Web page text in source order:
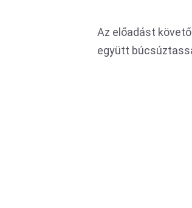
Az előadást
együtt